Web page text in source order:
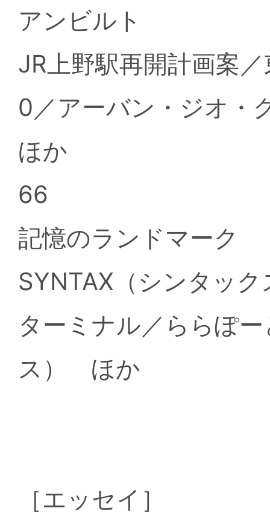
アンビルト
JR上野駅再開計画案
0／アーバン・ジオ・
ほか
66
記憶のランドマーク
SYNTAX（シンタッ
ターミナル／ららぽ
ス） ほか
［エッセイ］